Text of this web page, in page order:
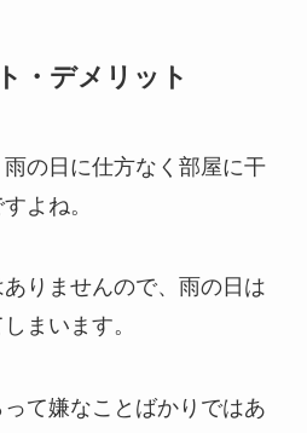
・デメリット
の日に仕方なく部屋に干
よね。
りませんので、雨の日は
まいます。
て嫌なことばかりではあ